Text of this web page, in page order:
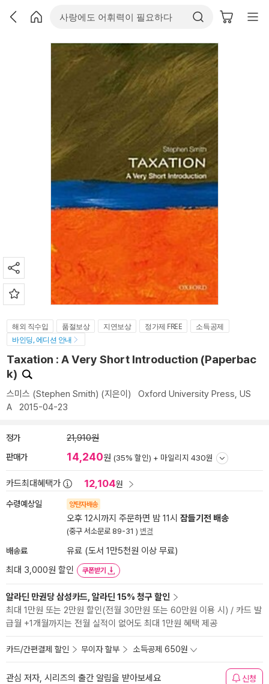
해외 직수입 품절보상 지연보상 정가제 FREE
소득공제
바인딩, 에디션 안내
Taxation : A Very Short Introduction (Paperbac
k)
스미스 (Stephen Smith) (지은이) Oxford University Press, US
A 2015-04-23
정가 21,910원
판매가 14,240원 (35% 할인) + 마일리지 430원
카드최대혜택가 12,104원
수령예상일 양탄자배송
오후 12시까지 주문하면 밤 11시 잠들기전 배송
(중구 서소문로 89-31 ) 변경
배송료
유료 (도서 1만5천원 이상 무료)
최대 3,000원 할인
쿠폰받기
알라딘 만권당 삼성카드, 알라딘 15% 청구 할인
최대 1만원 또는 2만원 할인(전월 30만원 또는 60만원 이용 시) / 카드 발
급월 +1개월까지는 전월 실적이 없어도 최대 1만원 혜택 제공
카드/간편결제 할인 무이자 할부 소득공제 650원
관심 저자, 시리즈의 출간 알림을 받아보세요 신청